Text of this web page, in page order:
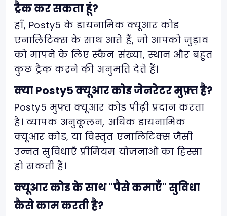
ट्रैक कर सकता हूं?
हाँ, Posty5 के डायनामिक क्यूआर कोड
एनालिटिक्स के साथ आते हैं, जो आपको जुड़ाव
को मापने के लिए स्कैन संख्या, स्थान और बहुत
कुछ ट्रैक करने की अनुमति देते हैं।
क्या Posty5 क्यूआर कोड जेनरेटर मुफ़्त है?
Posty5 मुफ्त क्यूआर कोड पीढ़ी प्रदान करता
है। व्यापक अनुकूलन, अधिक डायनामिक
क्यूआर कोड, या विस्तृत एनालिटिक्स जैसी
उन्नत सुविधाएँ प्रीमियम योजनाओं का हिस्सा
हो सकती हैं।
क्यूआर कोड के साथ "पैसे कमाएँ" सुविधा
कैसे काम करती है?